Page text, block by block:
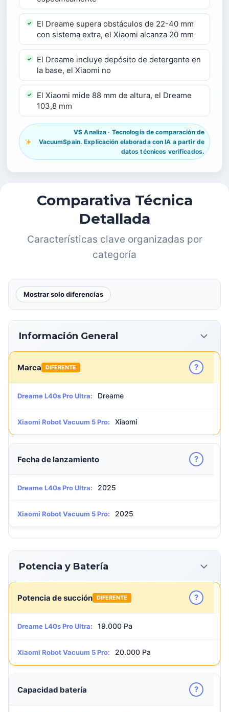
El Dreame supera obstáculos de 22-40 mm
con sistema extra, el Xiaomi alcanza 20 mm
El Dreame incluye depósito de detergente en
la base, el Xiaomi no
El Xiaomi mide 88 mm de altura, el Dreame
103,8 mm
VS Analiza · Tecnología de comparación de
VacuumSpain. Explicación elaborada con IA a partir de
datos técnicos verificados.
Comparativa Técnica
Detallada
Características clave organizadas por
categoría
Mostrar solo diferencias
Información General
Marca DIFERENTE ?
Dreame L40s Pro Ultra: Dreame
Xiaomi Robot Vacuum 5 Pro: Xiaomi
Fecha de lanzamiento ?
Dreame L40s Pro Ultra: 2025
Xiaomi Robot Vacuum 5 Pro: 2025
Potencia y Batería
Potencia de succión DIFERENTE ?
Dreame L40s Pro Ultra: 19.000 Pa
Xiaomi Robot Vacuum 5 Pro: 20.000 Pa
Capacidad batería ?